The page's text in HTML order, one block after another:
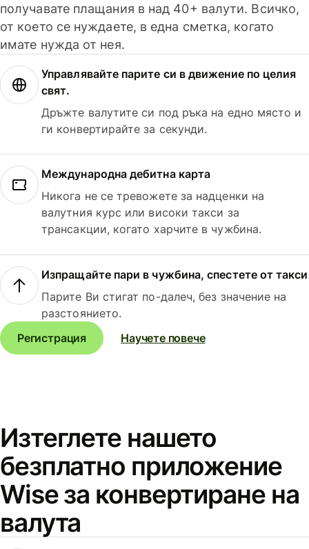
получавате плащания в над 40+ валути. Всичко,
от което се нуждаете, в една сметка, когато
имате нужда от нея.
Управлявайте парите си в движение по целия
свят.
Дръжте валутите си под ръка на едно място и
ги конвертирайте за секунди.
Международна дебитна карта
Никога не се тревожете за надценки на
валутния курс или високи такси за
трансакции, когато харчите в чужбина.
Изпращайте пари в чужбина, спестете от такси
Парите Ви стигат по-далеч, без значение на
разстоянието.
Регистрация
Научете повече
Изтеглете нашето
безплатно приложение
Wise за конвертиране на
валута